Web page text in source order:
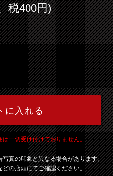
税400円)
に入れる
は一切受け付けておりません。
真の印象と異なる場合があります。
どの店頭にてご確認ください。